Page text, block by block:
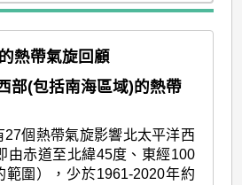
熱帶氣旋回顧
部(包括南海區域)的熱帶
27個熱帶氣旋影響北太平洋西
由赤道至北緯45度、東經100
範圍），少於1961-2020年約